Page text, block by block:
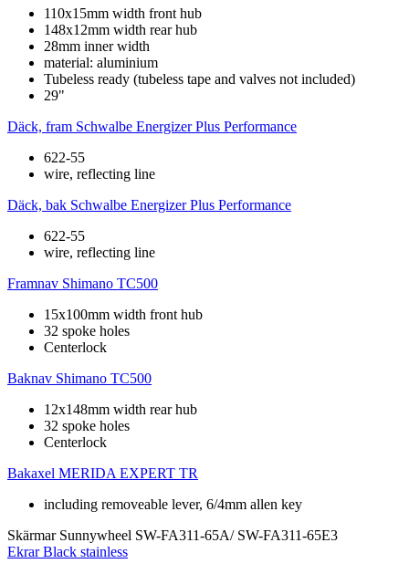
110x15mm width front hub
148x12mm width rear hub
28mm inner width
material: aluminium
Tubeless ready (tubeless tape and valves not included)
29"
Däck, fram Schwalbe Energizer Plus Performance
622-55
wire, reflecting line
Däck, bak Schwalbe Energizer Plus Performance
622-55
wire, reflecting line
Framnav Shimano TC500
15x100mm width front hub
32 spoke holes
Centerlock
Baknav Shimano TC500
12x148mm width rear hub
32 spoke holes
Centerlock
Bakaxel MERIDA EXPERT TR
including removeable lever, 6/4mm allen key
Skärmar Sunnywheel SW-FA311-65A/ SW-FA311-65E3
Ekrar Black stainless